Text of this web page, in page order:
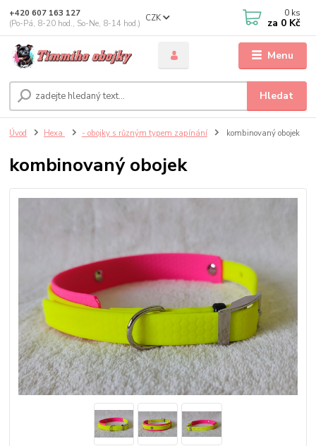
Menu
CZK
Hledat
+420 607 163 127
(Po-Pá, 8-20 hod., So-Ne, 8-14 hod.)
0 ks
za 0 Kč
Úvod Hexa - obojky s různým typem zapínání kombinovaný obojek
kombinovaný obojek